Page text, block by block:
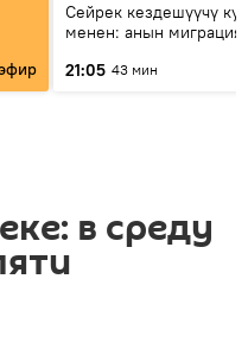
Сейрек кездешүүчү
менен: анын
21:05 43 мин
в среду